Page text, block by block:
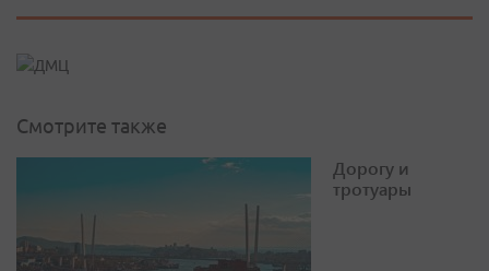
Смотрите также
Дорогу и
тротуары